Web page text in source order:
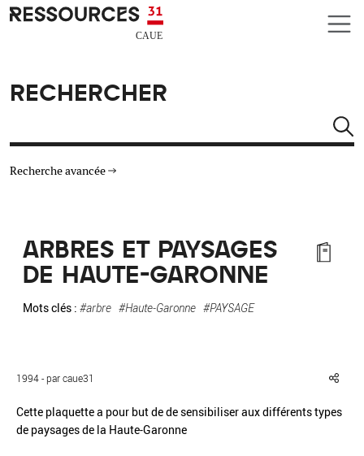
Aller au contenu principal
CAUE RESSOURCES 31
RECHERCHER
Recherche avancée
TYPE DE RESSOURCES
MATÉRIAUX
ARBRES ET PAYSAGES
DE HAUTE-GARONNE
Mots clés : #arbre #Haute-Garonne #PAYSAGE
1994 - par caue31
Cette plaquette a pour but de de sensibiliser aux différents types
de paysages de la Haute-Garonne